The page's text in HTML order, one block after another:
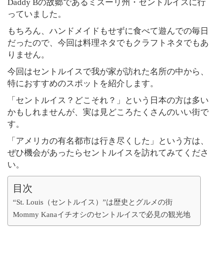
Daddy Bの故郷であるミズーリ州・セントルイスに行
っていました。
もちろん、ハンドメイドもせずに食べて遊んでの毎日
だったので、今回は料理ネタでもクラフトネタでもあ
りません。
今回はセントルイスで我が家が訪れた名所の中から、
特におすすめのスポットを紹介します。
「セントルイス？どこそれ？」という日本の方は多い
かもしれませんが、実は見どころたくさんのいい街で
す。
「アメリカの有名都市は行き尽くした」という方は、
ぜひ機会があったらセントルイスを訪れてみてくださ
い。
目次
“St. Louis（セントルイス）”は歴史とグルメの街
Mommy Kanaイチオシのセントルイスで必見の観光地